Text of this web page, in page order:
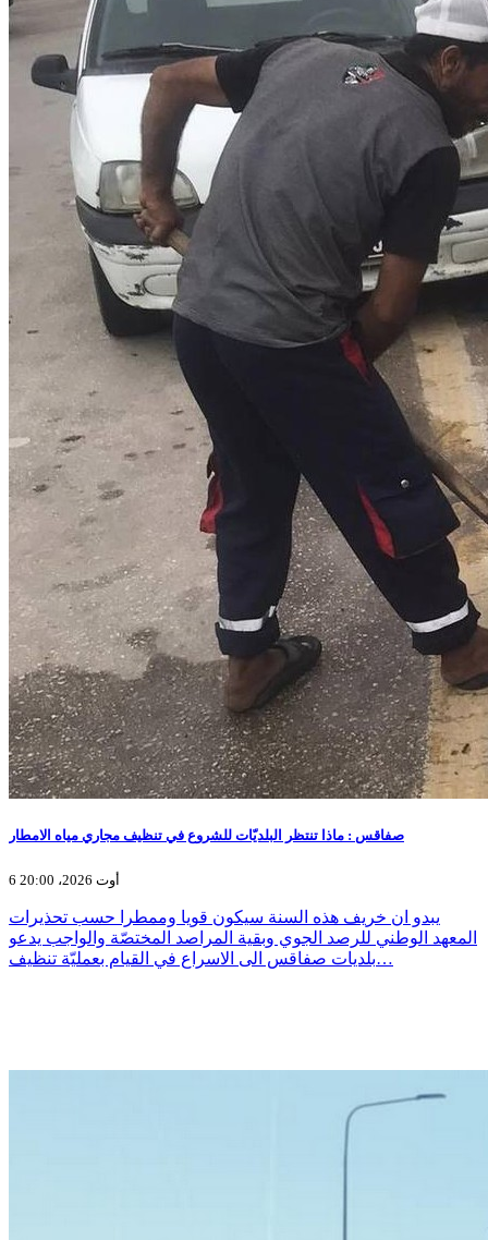
صفاقس : ماذا تنتظر البلديّات للشروع في تنظيف مجاري مياه الامطار
6 أوت 2026، 20:00
يبدو ان خريف هذه السنة سيكون قويا وممطرا حسب تحذيرات
المعهد الوطني للرصد الجوي وبقية المراصد المختصّة والواجب يدعو
بلديات صفاقس الى الاسراع في القيام بعمليّة تنظيف…